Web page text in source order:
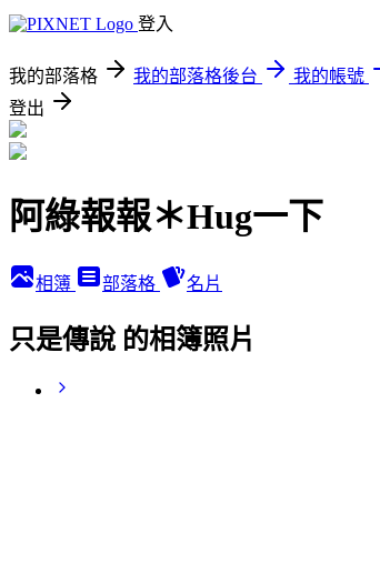
登入
我的部落格 我的部落格後台
我的帳號
登出
阿綠報報＊Hug一下
相簿 部落格 名片
只是傳說 的相簿照片